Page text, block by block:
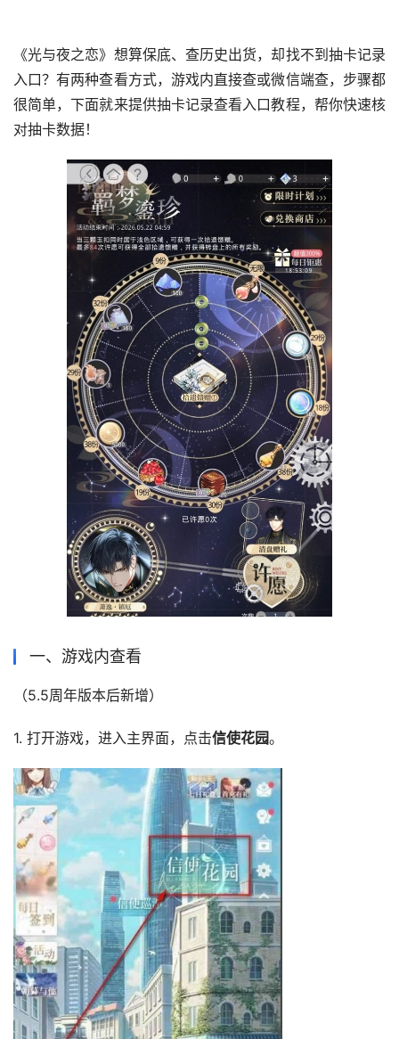
《光与夜之恋》想算保底、查历史出货，却找不到抽卡记录
入口？有两种查看方式，游戏内直接查或微信端查，步骤都
很简单，下面就来提供抽卡记录查看入口教程，帮你快速核
对抽卡数据！
一、游戏内查看
（5.5周年版本后新增）
1. 打开游戏，进入主界面，点击信使花园。